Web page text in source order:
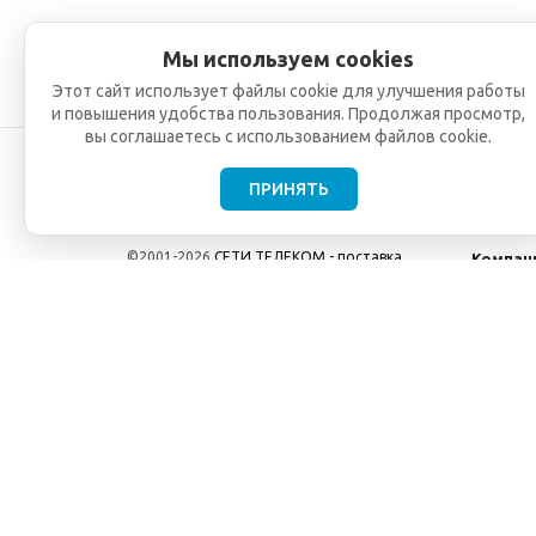
©2001-2026 СЕТИ ТЕЛЕКОМ - поставка,
Мы используем cookies
Этот сайт использует файлы cookie для улучшения работы
и повышения удобства пользования. Продолжая просмотр,
вы соглашаетесь с использованием файлов cookie.
ПРИНЯТЬ